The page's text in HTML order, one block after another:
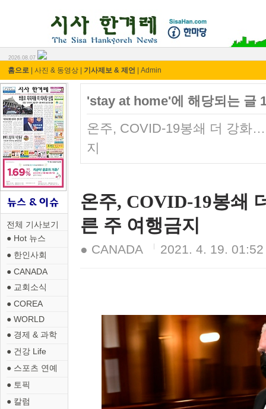
2026.08.07
홈으로 사진 & 동영상 기사제보 & 제언 Admin
전체 기사보기
● Hot 뉴스
● 한인사회
● CANADA
● 교회소식
● COREA
● WORLD
● 경제 & 과학
● 건강 Life
● 스포츠 연예
● 토픽
● 칼럼
'stay at home'에 해당되는 글
온주, COVID-19봉쇄 더 강화
지
온주, COVID-19봉쇄
른 주 여행금지
● CANADA 2021. 4. 19. 01:52